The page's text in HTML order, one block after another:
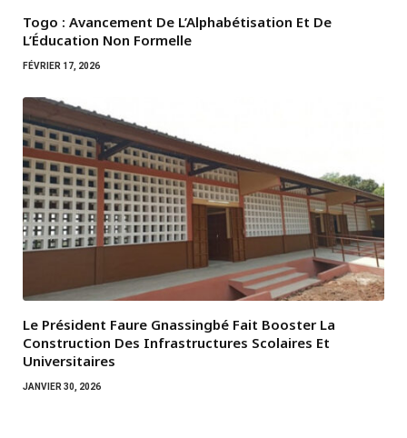
Togo : Avancement De L’Alphabétisation Et De
L’Éducation Non Formelle
FÉVRIER 17, 2026
Le Président Faure Gnassingbé Fait Booster La
Construction Des Infrastructures Scolaires Et
Universitaires
JANVIER 30, 2026